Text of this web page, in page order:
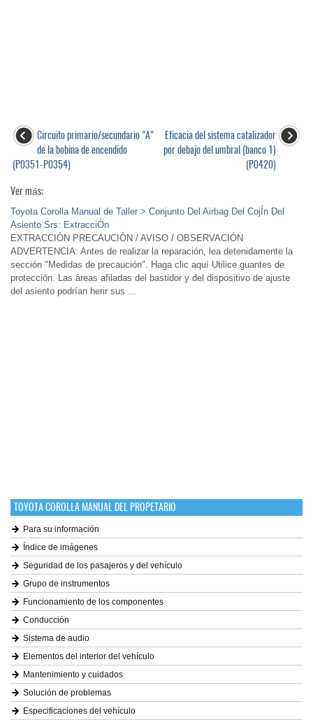
Circuito primario/secundario "A"
de la bobina de encendido
(P0351-P0354)
Eficacia del sistema catalizador
por debajo del umbral (banco 1)
(P0420)
Ver más:
Toyota Corolla Manual de Taller > Conjunto Del Airbag Del CojÍn Del
Asiento Srs: ExtracciÓn
EXTRACCIÓN PRECAUCIÓN / AVISO / OBSERVACIÓN
ADVERTENCIA: Antes de realizar la reparación, lea detenidamente la
sección "Medidas de precaución". Haga clic aquí Utilice guantes de
protección. Las áreas afiladas del bastidor y del dispositivo de ajuste
del asiento podrían herir sus ...
TOYOTA COROLLA MANUAL DEL PROPETARIO
Para su información
Índice de imágenes
Seguridad de los pasajeros y del vehículo
Grupo de instrumentos
Funcionamiento de los componentes
Conducción
Sistema de audio
Elementos del interior del vehículo
Mantenimiento y cuidados
Solución de problemas
Especificaciones del vehículo